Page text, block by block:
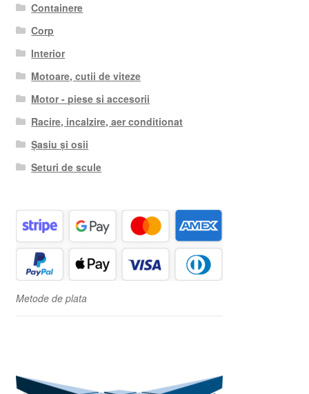
Containere
Corp
Interior
Motoare, cutii de viteze
Motor - piese si accesorii
Racire, incalzire, aer conditionat
Șasiu și osii
Seturi de scule
Metode de plata